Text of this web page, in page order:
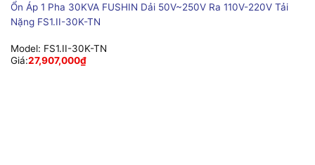
Ổn Áp 1 Pha 30KVA FUSHIN Dải 50V~250V Ra 110V-220V Tải
Nặng FS1.II-30K-TN
Model: FS1.II-30K-TN
Giá:27,907,000₫